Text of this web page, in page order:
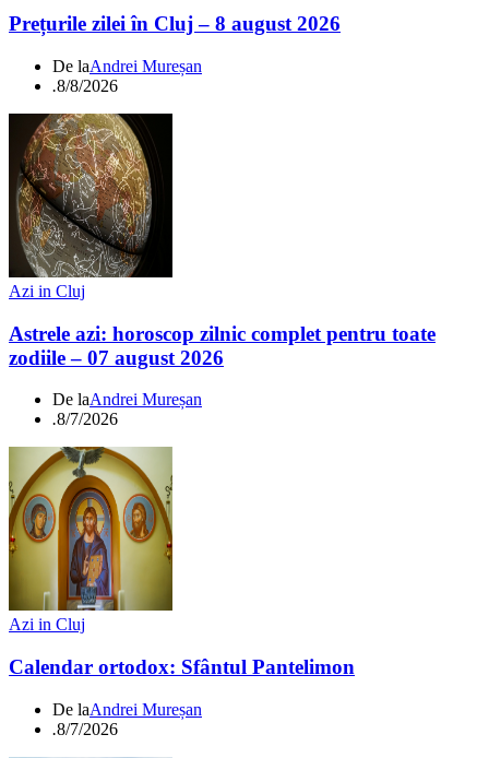
Prețurile zilei în Cluj – 8 august 2026
De laAndrei Mureșan
.8/8/2026
Azi in Cluj
Astrele azi: horoscop zilnic complet pentru toate
zodiile – 07 august 2026
De laAndrei Mureșan
.8/7/2026
Azi in Cluj
Calendar ortodox: Sfântul Pantelimon
De laAndrei Mureșan
.8/7/2026